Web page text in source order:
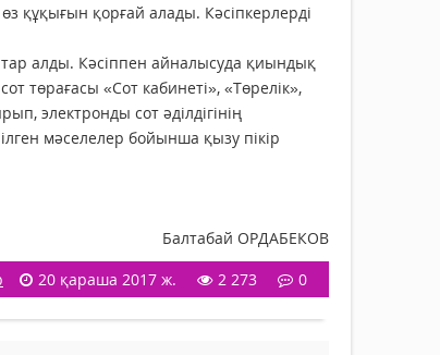
құқығын қорғай алады. Кәсіпкерлерді
алды. Кәсіппен айналысуда қиындық
төрағасы «Сот кабинеті», «Төрелік»,
электронды сот әділдігінің
мәселелер бойынша қызу пікір
Балтабай ОРДАБЕКОВ
20 қараша 2017 ж. 2 273 0